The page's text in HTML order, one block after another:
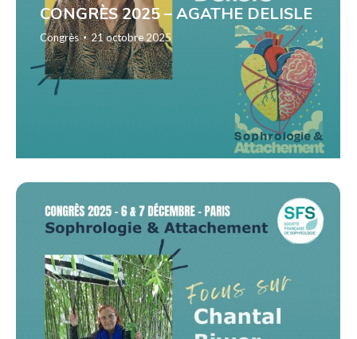
CONGRÈS 2025 – AGATHE DELISLE
Congrès 21 octobre 2025